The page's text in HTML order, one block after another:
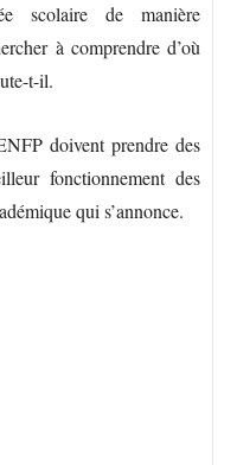
scolaire de manière
à comprendre d’où
t-il.
doivent prendre des
fonctionnement des
qui s’annonce.